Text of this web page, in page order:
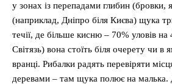
у зонах із перепадами глибин (бровки,
(наприклад, Дніпро біля Києва) щука
течії, де більше кисню – 70% уловів
Світязь) вона стоїть біля очерету чи
вранці. Рибалки радять перевіряти
деревами – там щука полює на малька.